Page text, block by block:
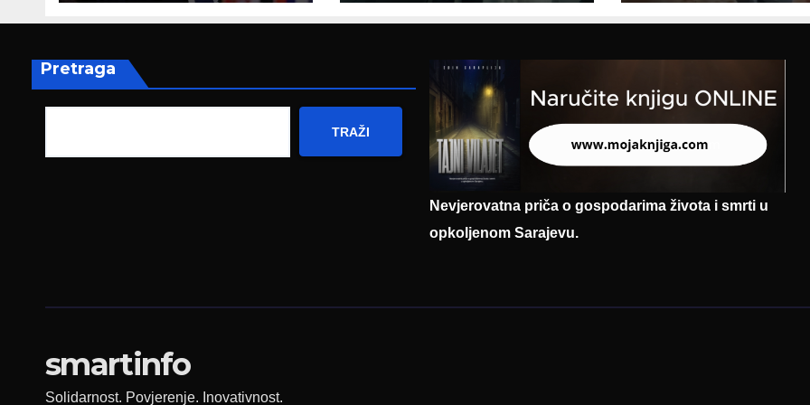
pripada svim
građanima
ambasadoru
Njemačke
poruku
Pretraga
TRAŽI
Nevjerovatna priča o gospodarima života i smrti u
opkoljenom Sarajevu.
smartinfo
Solidarnost. Povjerenje. Inovativnost.